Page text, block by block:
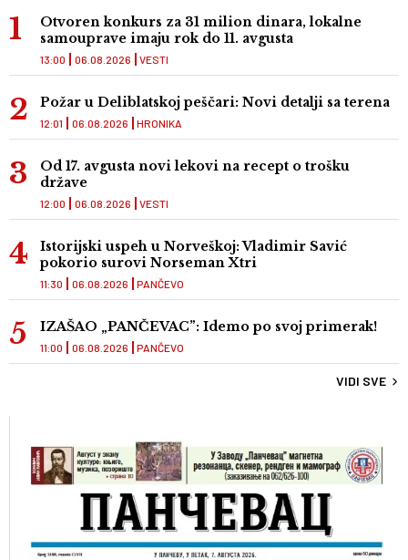
Otvoren konkurs za 31 milion dinara, lokalne
samouprave imaju rok do 11. avgusta
VESTI
13:00 06.08.2026
Požar u Deliblatskoj peščari: Novi detalji sa terena
HRONIKA
12:01 06.08.2026
Od 17. avgusta novi lekovi na recept o trošku
države
VESTI
12:00 06.08.2026
Istorijski uspeh u Norveškoj: Vladimir Savić
pokorio surovi Norseman Xtri
PANČEVO
11:30 06.08.2026
IZAŠAO „PANČEVAC”: Idemo po svoj primerak!
PANČEVO
11:00 06.08.2026
VIDI SVE